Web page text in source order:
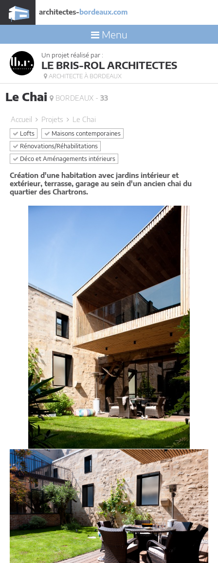
architectes- bordeaux.com
Menu
Un projet réalisé par :
LE BRIS-ROL ARCHITECTES
ARCHITECTE À BORDEAUX
Le Chai BORDEAUX - 33
Accueil Projets Le Chai
Lofts
Maisons contemporaines
Rénovations/Réhabilitations
Déco et Aménagements intérieurs
Création d'une habitation avec jardins intérieur et
extérieur, terrasse, garage au sein d'un ancien chai du
quartier des Chartrons.